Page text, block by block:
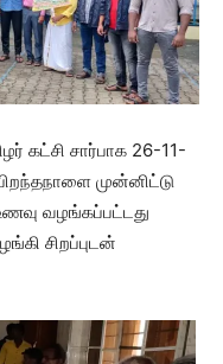
கட்சி சார்பாக 26-11-
முன்னிட்டு
வழங்கப்பட்டது
சிறப்புடன்